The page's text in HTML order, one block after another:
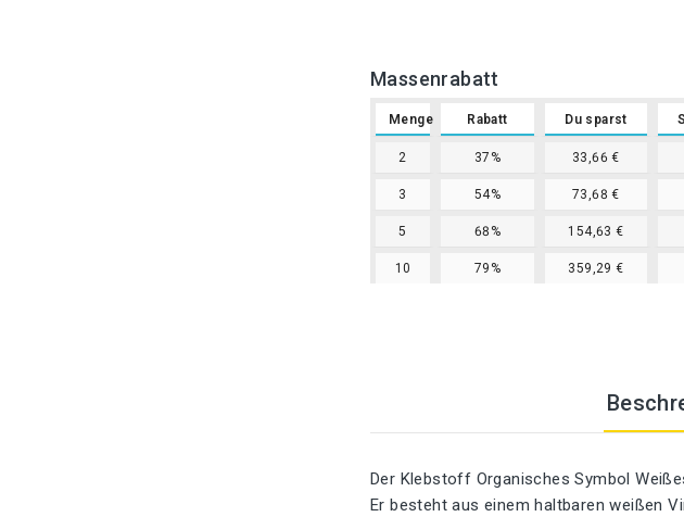
Massenrabatt
Menge Rabatt Du sparst
2 37% 33,66 €
3 54% 73,68 €
5 68% 154,63 €
10 79% 359,29 €
Der Klebstoff Organisches Symbol
Er besteht aus einem haltbaren weißen